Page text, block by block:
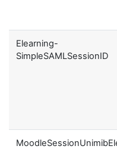
Elearning-
SimpleSAMLSessionID